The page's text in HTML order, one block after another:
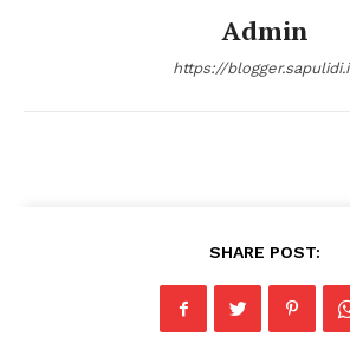
Admin
https://
SHARE POST: